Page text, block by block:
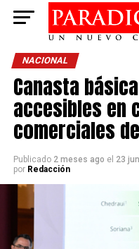
NACIONAL
Canasta
accesibles en
comerciales
Publicado 2 meses ago el 23
por Redacción